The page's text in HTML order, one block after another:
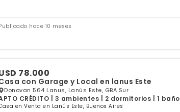
hace 10 meses
78.000
con Garage y Local en lanus Este
Donovan 564 Lanus, Lanús Este, GBA Sur
CRÉDITO | 3 ambientes | 2 dormitorios | 1 baño
en Venta en Lanús Este, Buenos Aires